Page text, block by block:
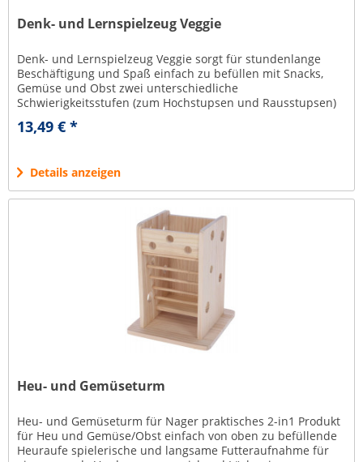
Denk- und Lernspielzeug Veggie
Denk- und Lernspielzeug Veggie sorgt für stundenlange
Beschäftigung und Spaß einfach zu befüllen mit Snacks,
Gemüse und Obst zwei unterschiedliche
Schwierigkeitsstufen (zum Hochstupsen und Rausstupsen)
für langsame und spielerische...
13,49 € *
Details anzeigen
Heu- und Gemüseturm
Heu- und Gemüseturm für Nager praktisches 2-in1 Produkt
für Heu und Gemüse/Obst einfach von oben zu befüllende
Heuraufe spielerische und langsame Futteraufnahme für